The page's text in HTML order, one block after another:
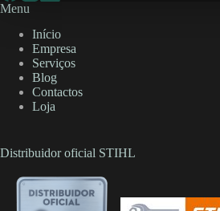
Menu
Início
Empresa
Serviços
Blog
Contactos
Loja
Distribuidor oficial STIHL